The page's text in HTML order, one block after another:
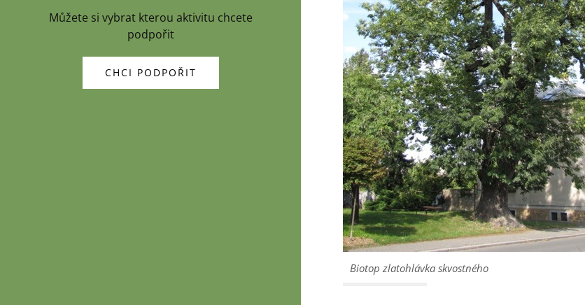
Biotop zlatohlávka skvostného
Můžete si vybrat kterou aktivitu chcete
podpořit
CHCI PODPOŘIT